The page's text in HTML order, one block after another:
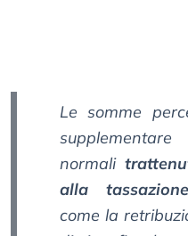
Le somme
normali
alla
come la